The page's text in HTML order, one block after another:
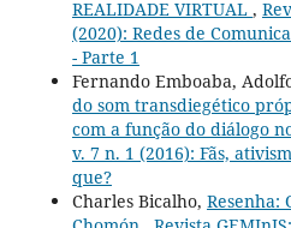
REALIDADE VIRTUAL ,
(2020): Redes de
- Parte 1
Fernando Emboaba,
do som transdiegético
com a função do diálogo
v. 7 n. 1 (2016): Fãs,
que?
Charles Bicalho, Resenha: